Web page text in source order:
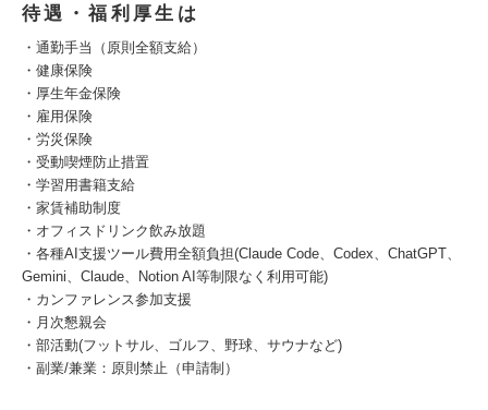
待遇・福利厚生は
・通勤手当（原則全額支給）
・健康保険
・厚生年金保険
・雇用保険
・労災保険
・受動喫煙防止措置
・学習用書籍支給
・家賃補助制度
・オフィスドリンク飲み放題
・各種AI支援ツール費用全額負担(Claude Code、Codex、ChatGPT、
Gemini、Claude、Notion AI等制限なく利用可能)
・カンファレンス参加支援
・月次懇親会
・部活動(フットサル、ゴルフ、野球、サウナなど)
・副業/兼業：原則禁止（申請制）